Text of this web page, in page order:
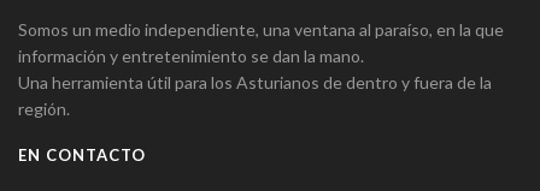
Somos un medio independiente, una ventana al paraíso, en la que
información y entretenimiento se dan la mano.
Una herramienta útil para los Asturianos de dentro y fuera de la
región.
EN CONTACTO